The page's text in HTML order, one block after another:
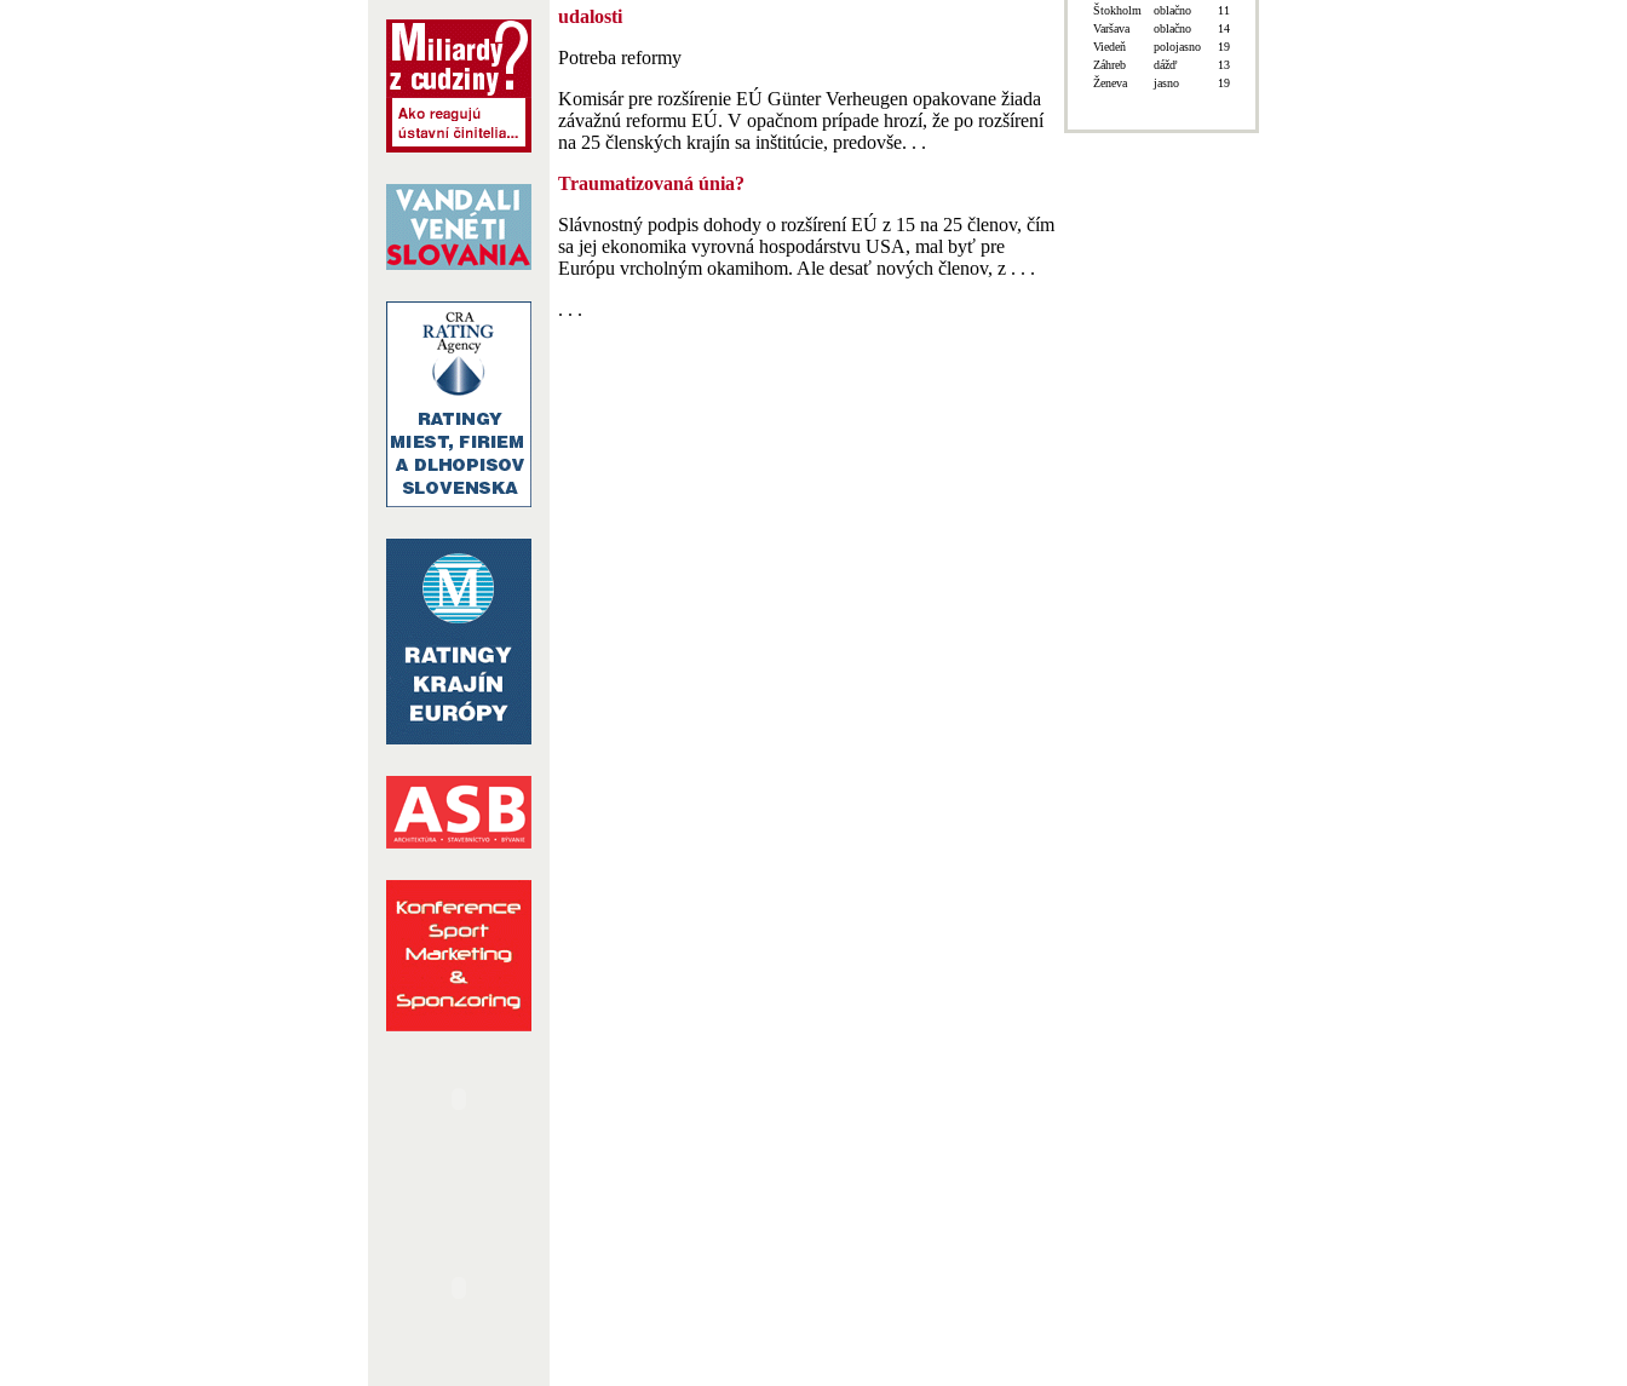
udalosti
Potreba reformy
Komisár pre rozšírenie EÚ Günter Verheugen opakovane žiada
závažnú reformu EÚ. V opačnom prípade hrozí, že po rozšírení
na 25 členských krajín sa inštitúcie, predovše. . .
Traumatizovaná únia?
Slávnostný podpis dohody o rozšírení EÚ z 15 na 25 členov, čím
sa jej ekonomika vyrovná hospodárstvu USA, mal byť pre
Európu vrcholným okamihom. Ale desať nových členov, z . . .
. . .
Štokholm
oblačno
11
Varšava
oblačno
14
Viedeň
polojasno
19
Záhreb
dážď
13
Ženeva
jasno 19